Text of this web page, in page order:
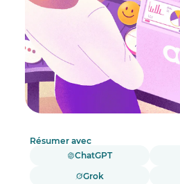
Résumer avec
ChatGPT
Grok